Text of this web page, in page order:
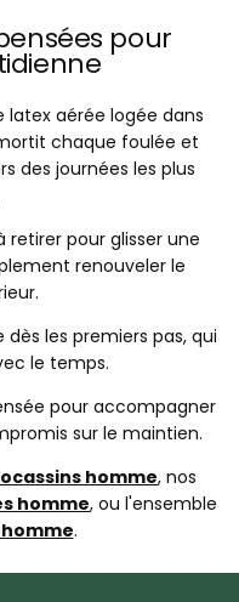
pour
latex aérée logée dans
chaque foulée et
des journées les plus
retirer pour glisser une
renouveler le
dès les premiers pas, qui
le temps.
pour accompagner
sur le maintien.
homme, nos
homme, ou l'ensemble
.